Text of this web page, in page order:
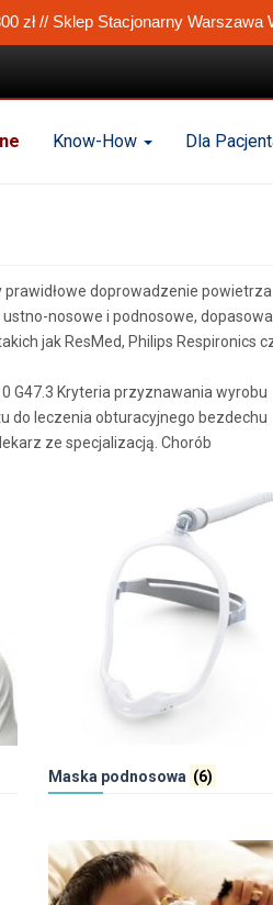
zł // Sklep Stacjonarny Warszawa
Know-How Dla
doprowadzenie
nosowe i podnosowe,
jak ResMed, Philips Respironics
G47.3 Kryteria przyznawania wyrobu
do leczenia obturacyjnego bezdechu
ze specjalizacją. Chorób
Maska podnosowa (6)